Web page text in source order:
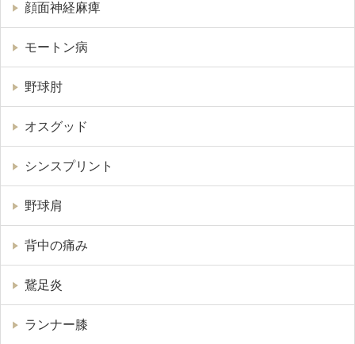
顔面神経麻痺
モートン病
野球肘
オスグッド
シンスプリント
野球肩
背中の痛み
鵞足炎
ランナー膝